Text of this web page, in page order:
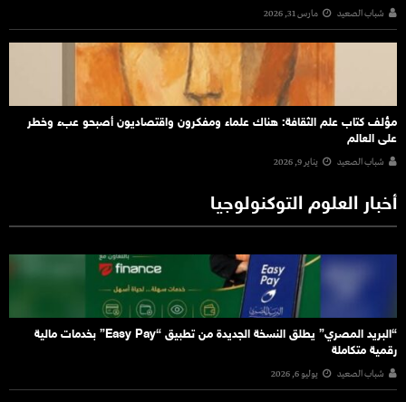
شباب الصعيد مارس 31, 2026
مؤلف كتاب علم الثقافة: هناك علماء ومفكرون واقتصاديون أصبحو عبء وخطر
على العالم
شباب الصعيد يناير 9, 2026
أخبار العلوم التوكنولوجيا
“البريد المصري” يطلق النسخة الجديدة من تطبيق “Easy Pay” بخدمات مالية
رقمية متكاملة
شباب الصعيد يوليو 6, 2026